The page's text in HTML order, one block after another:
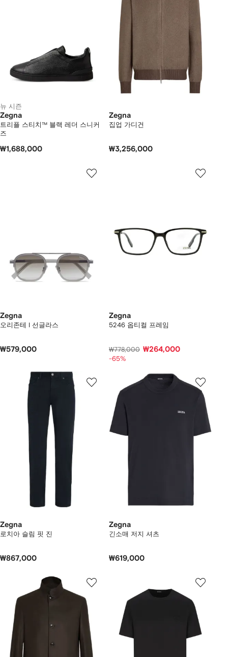
뉴 시즌
Zegna
트리플 스티치™ 블랙 레더 스니커
즈
₩1,688,000
Zegna
집업 가디건
₩3,256,000
Zegna
오리존테 I 선글라스
₩579,000
Zegna
5246 옵티컬 프레임
₩778,000 ₩264,000
-65%
Zegna
로치아 슬림 핏 진
₩867,000
Zegna
긴소매 저지 셔츠
₩619,000